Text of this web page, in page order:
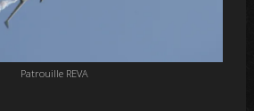
Patrouille REVA